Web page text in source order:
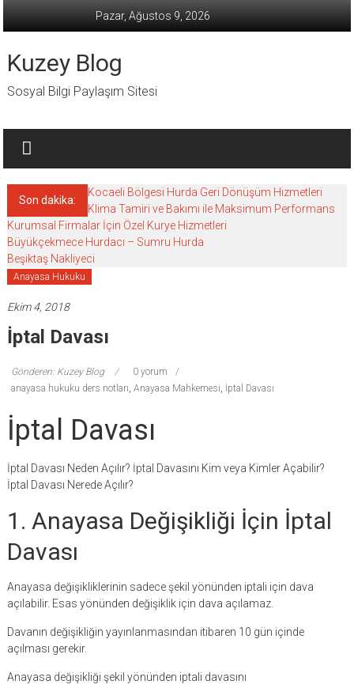
Pazar, Ağustos 9, 2026
Kuzey Blog
Sosyal Bilgi Paylaşım Sitesi
Son dakika:
Kocaeli Bölgesi Hurda Geri Dönüşüm Hizmetleri
Klima Tamiri ve Bakımı ile Maksimum Performans
Kurumsal Firmalar İçin Özel Kurye Hizmetleri
Büyükçekmece Hurdacı – Sumru Hurda
Beşiktaş Nakliyeci
Anayasa Hukuku
Ekim 4, 2018
İptal Davası
Gönderen: Kuzey Blog
0 yorum
anayasa hukuku ders notları, Anayasa Mahkemesi, İptal Davası
İptal Davası
İptal Davası Neden Açılır? İptal Davasını Kim veya Kimler Açabilir?
İptal Davası Nerede Açılır?
1. Anayasa Değişikliği İçin İptal
Davası
Anayasa değişikliklerinin sadece şekil yönünden iptali için dava
açılabilir. Esas yönünden değişiklik için dava açılamaz.
Davanın değişikliğin yayınlanmasından itibaren 10 gün içinde
açılması gerekir.
Anayasa değişikliği şekil yönünden iptali davasını